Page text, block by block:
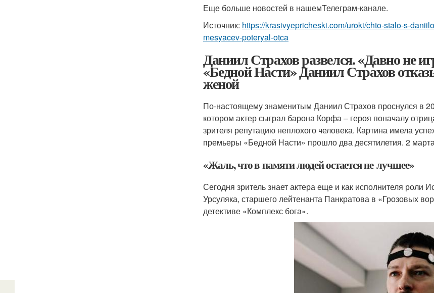
Еще больше новостей в нашемТелеграм-канале.
Источник: https://krasivyepricheski.com/uroki/chto-stalo-s-
mesyacev-poteryal-otca
Даниил Страхов развелся. «Давно не
«Бедной Насти» Даниил Страхов
женой
По-настоящему знаменитым Даниил Страхов проснулся в
котором актер сыграл барона Корфа – героя поначалу
зрителя репутацию неплохого человека. Картина имела
премьеры «Бедной Насти» прошло два десятилетия. 2
«Жаль, что в памяти людей остается не лучшее»
Сегодня зритель знает актера еще и как исполнителя
Урсуляка, старшего лейтенанта Панкратова в «Грозовых
детективе «Комплекс бога».